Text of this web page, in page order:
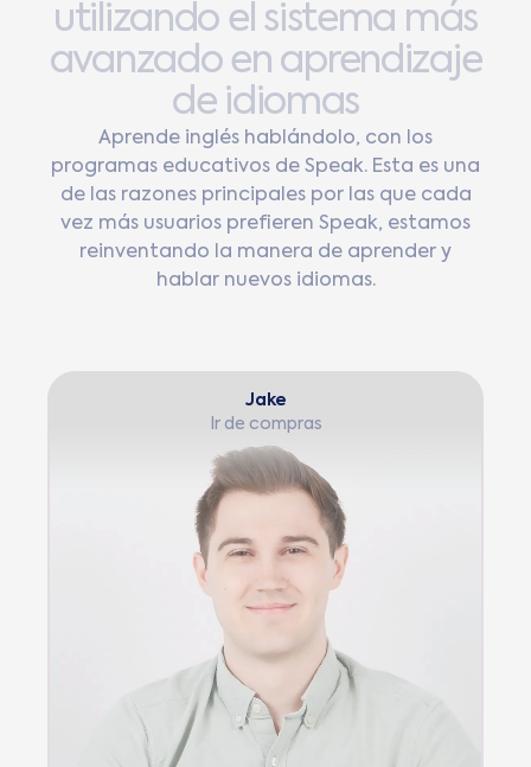
utilizando el sistema más
avanzado en aprendizaje
de idiomas
Aprende inglés hablándolo, con los
programas educativos de Speak. Esta es una
de las razones principales por las que cada
vez más usuarios prefieren Speak, estamos
reinventando la manera de aprender y
hablar nuevos idiomas.
Jake
Ir de compras